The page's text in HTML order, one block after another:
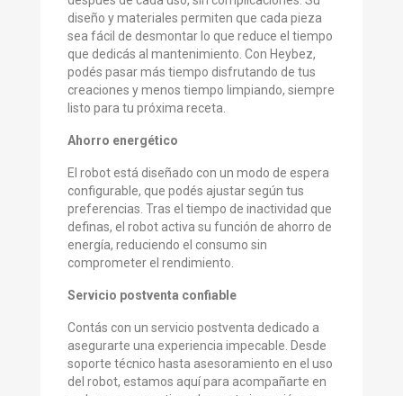
diseño y materiales permiten que cada pieza
sea fácil de desmontar lo que reduce el tiempo
que dedicás al mantenimiento. Con Heybez,
podés pasar más tiempo disfrutando de tus
creaciones y menos tiempo limpiando, siempre
listo para tu próxima receta.
Ahorro energético
El robot está diseñado con un modo de espera
configurable, que podés ajustar según tus
preferencias. Tras el tiempo de inactividad que
definas, el robot activa su función de ahorro de
energía, reduciendo el consumo sin
comprometer el rendimiento.
Servicio postventa confiable
Contás con un servicio postventa dedicado a
asegurarte una experiencia impecable. Desde
soporte técnico hasta asesoramiento en el uso
del robot, estamos aquí para acompañarte en